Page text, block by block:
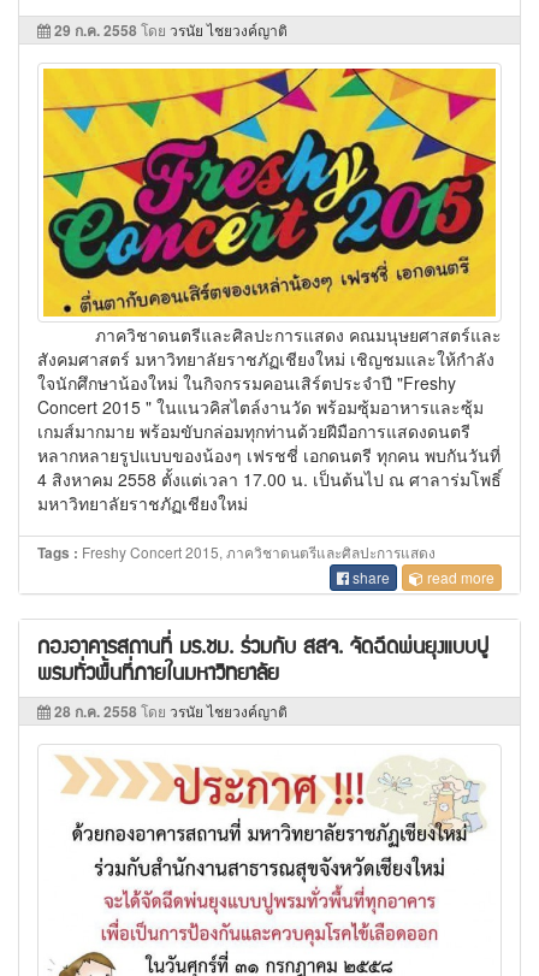
29 ก.ค. 2558โดย วรนัย ไชยวงค์ญาติ
ภาควิชาดนตรีและศิลปะการแสดง คณมนุษยศาสตร์และ
สังคมศาสตร์ มหาวิทยาลัยราชภัฏเชียงใหม่ เชิญชมและให้กำลัง
ใจนักศึกษาน้องใหม่ ในกิจกรรมคอนเสิร์ตประจำปี "Freshy
Concert 2015 " ในแนวคิสไตล์งานวัด พร้อมซุ้มอาหารและซุ้ม
เกมส์มากมาย พร้อมขับกล่อมทุกท่านด้วยฝีมือการแสดงดนตรี
หลากหลายรูปแบบของน้องๆ เฟรชชี่ เอกดนตรี ทุกคน พบกันวันที่
4 สิงหาคม 2558 ตั้งแต่เวลา 17.00 น. เป็นต้นไป ณ ศาลาร่มโพธิ์
มหาวิทยาลัยราชภัฏเชียงใหม่
Tags : Freshy Concert 2015, ภาควิชาดนตรีและศิลปะการแสดง
share
read more
กองอาคารสถานที่ มร.ชม. ร่วมกับ สสจ. จัดฉีดพ่นยุงแบบปู
พรมทั่วพื้นที่ภายในมหาวิทยาลัย
28 ก.ค. 2558โดย วรนัย ไชยวงค์ญาติ